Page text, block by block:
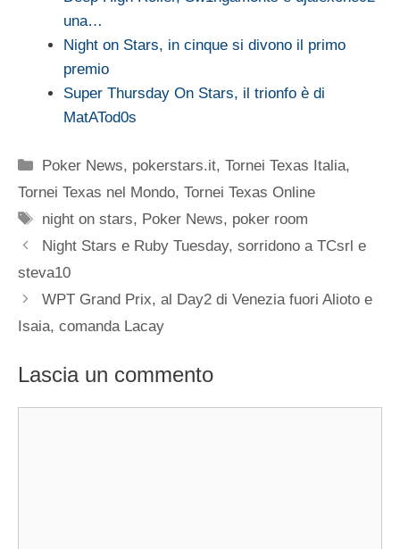
una…
Night on Stars, in cinque si divono il primo
premio
Super Thursday On Stars, il trionfo è di
MatATod0s
Categorie
Poker News, pokerstars.it,Tornei Texas Italia,
Tornei Texas nel Mondo, Tornei Texas Online
Tag
night on stars, Poker News, poker room
Night Stars e Ruby Tuesday, sorridono a TCsrl e
steva10
WPT Grand Prix, al Day2 di Venezia fuori Alioto e
Isaia, comanda Lacay
Lascia un commento